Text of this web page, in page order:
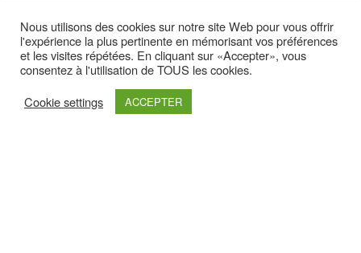
Latest yootheme
Nous utilisons des cookies sur notre site Web pour vous offrir
l'expérience la plus pertinente en mémorisant vos préférences
et les visites répétées. En cliquant sur «Accepter», vous
consentez à l'utilisation de TOUS les cookies.
Cookie settings
ACCEPTER